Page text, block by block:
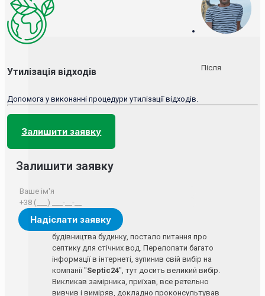
Утилізація відходів
Допомога у виконанні процедури утилізації відходів.
Залишити заявку
Залишити заявку
Після
будівництва будинку, постало питання про
септику для стічних вод. Перелопати багато
інформації в інтернеті, зупинив свій вибір на
компанії "Septic24", тут досить великий вибір.
Викликав замірника, приїхав, все ретельно
вивчив і виміряв, докладно проконсультував